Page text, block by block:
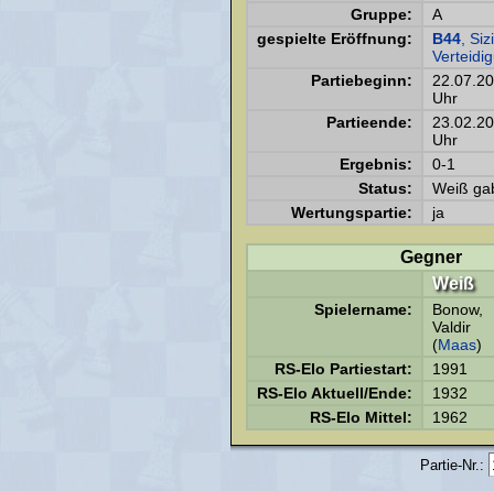
Gruppe:
A
gespielte Eröffnung:
B44 ,
Partiebeginn:
Uhr
Partieende:
Uhr
Ergebnis:
0-1
Status:
Weiß
Wertungspartie:
ja
Gegner
Weiß
Spielername:
Bonow,
Valdir
(Maas)
RS-Elo Partiestart:
1991
RS-Elo Aktuell/Ende:
1932
RS-Elo Mittel:
1962
Partie-Nr.: